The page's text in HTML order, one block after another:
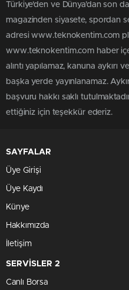
Türkiye'den ve Dünya’dan son
magazinden siyasete, spordan
adresi www.teknokentim.com
www.teknokentim.com haber
alıntı yapılamaz, kanuna aykırı
başka yerde yayınlanamaz.
başvuru hakkı saklı
ettiğiniz için teşekkür ederiz.
SAYFALAR
Üye Girişi
Üye Kaydı
Künye
Hakkımızda
İletişim
SERVİSLER 2
Canlı Borsa